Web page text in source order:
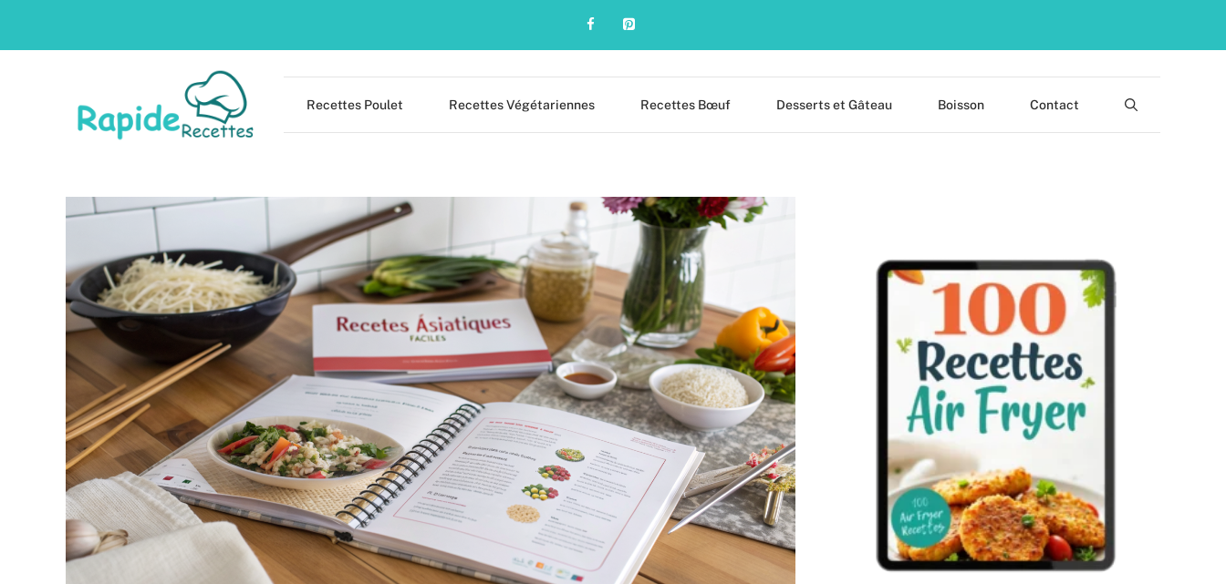
Recettes Poulet Recettes Végétariennes Recettes Bœuf Desserts et Gâteau Boisson Contact